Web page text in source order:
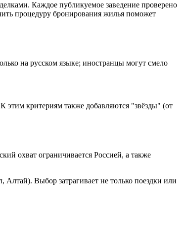
Каждое публикуемое заведение проверено
процедуру бронирования жилья поможет
на русском языке; иностранцы могут смело
этим критериям также добавляются "звёзды" (от
охват ограничивается Россией, а также
Выбор затрагивает не только поездки или